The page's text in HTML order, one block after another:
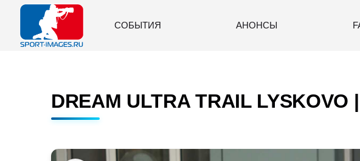
СОБЫТИЯ АНОНСЫ
DREAM ULTRA TRAIL